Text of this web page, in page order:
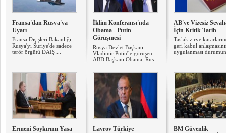
Fransa'dan Rusya'ya
Uyarı
Fransa Dışişleri Bakanlığı,
Rusya'yı Suriye'de sadece
terör örgütü DAİŞ ...
İklim Konferansı'nda
Obama - Putin
Görüşmesi
Rusya Devlet Başkanı
Vladimir Putin'le görüşen
ABD Başkanı Obama, Rus
AB'ye Vizesiz
İçin Kritik Tarih
Taslak zirve
geri kabul
uygulanması
Ermeni Soykırımı Yasa
Lavrov Türkiye
BM Güvenlik